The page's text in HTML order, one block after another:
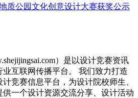
质公园文化创意设计大赛获奖公示
）是以设计竞赛资讯
互联网传播平台。 我们致力打造
竞赛信息平台，为设计院校师生、
一个设计资源交流分享、设计活动